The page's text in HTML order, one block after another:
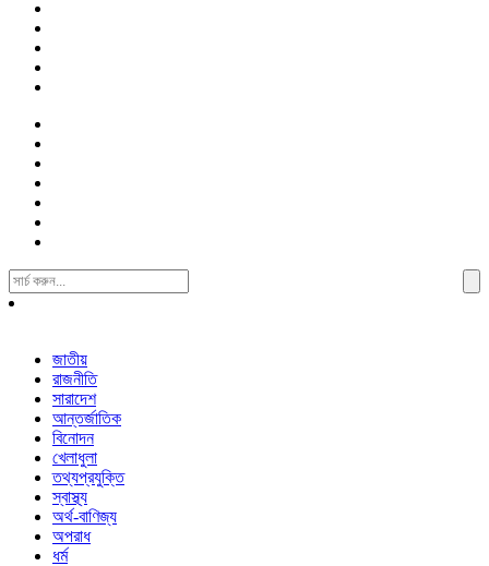
Search
For:
জাতীয়
রাজনীতি
সারাদেশ
আন্তর্জাতিক
বিনোদন
খেলাধুলা
তথ্যপ্রযুক্তি
স্বাস্থ্য
অর্থ-বাণিজ্য
অপরাধ
ধর্ম